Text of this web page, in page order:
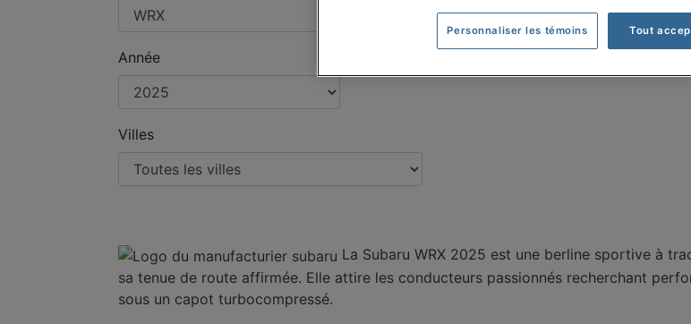
Année
Villes
La Subaru WRX 2025 est une berline sportive à
sa tenue de route affirmée. Elle attire les conducteurs passionnés recherchant
sous un capot turbocompressé.
Personnaliser les témoins Tout